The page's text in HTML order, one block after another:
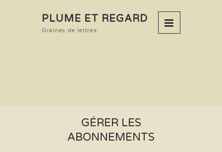
PLUME ET REGARD
Graines de lettres
GÉRER LES
ABONNEMENTS